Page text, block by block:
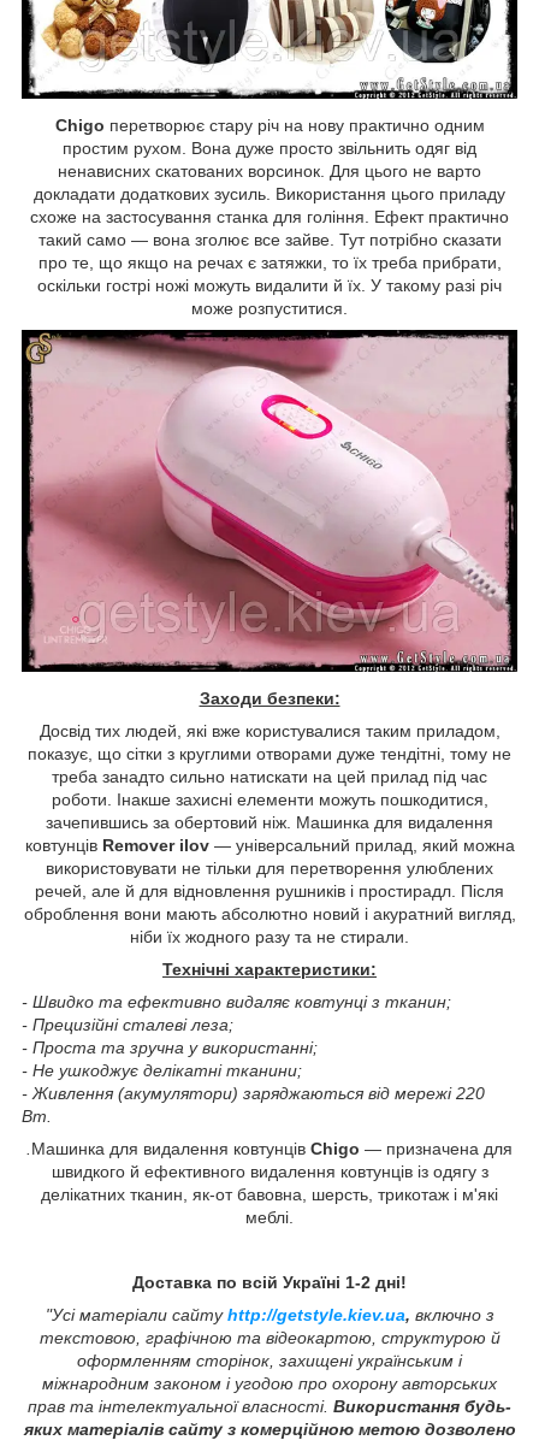
Chigo перетворює стару річ на нову практично одним
простим рухом. Вона дуже просто звільнить одяг від
ненависних скатованих ворсинок. Для цього не варто
докладати додаткових зусиль. Використання цього приладу
схоже на застосування станка для гоління. Ефект практично
такий само — вона зголює все зайве. Тут потрібно сказати
про те, що якщо на речах є затяжки, то їх треба прибрати,
оскільки гострі ножі можуть видалити й їх. У такому разі річ
може розпуститися.
Заходи безпеки:
Досвід тих людей, які вже користувалися таким приладом,
показує, що сітки з круглими отворами дуже тендітні, тому не
треба занадто сильно натискати на цей прилад під час
роботи. Інакше захисні елементи можуть пошкодитися,
зачепившись за обертовий ніж. Машинка для видалення
ковтунців Remover ilov — універсальний прилад, який можна
використовувати не тільки для перетворення улюблених
речей, але й для відновлення рушників і простирадл. Після
оброблення вони мають абсолютно новий і акуратний вигляд,
ніби їх жодного разу та не стирали.
Технічні характеристики:
- Швидко та ефективно видаляє ковтунці з тканин;
- Прецизійні сталеві леза;
- Проста та зручна у використанні;
- Не ушкоджує делікатні тканини;
- Живлення (акумулятори) заряджаються від мережі 220
Вт.
Машинка для видалення ковтунців Chigo — призначена для
швидкого й ефективного видалення ковтунців із одягу з
делікатних тканин, як-от бавовна, шерсть, трикотаж і м'які
меблі.
Доставка по всій Україні 1-2 дні!
"Усі матеріали сайтуhttp://getstyle.kiev.ua, включно з
текстовою, графічною та відеокартою, структурою й
оформленням сторінок, захищені українським і
міжнародним законом і угодою про охорону авторських
прав та інтелектуальної власності. Використання будь-
яких матеріалів сайту з комерційною метою дозволено